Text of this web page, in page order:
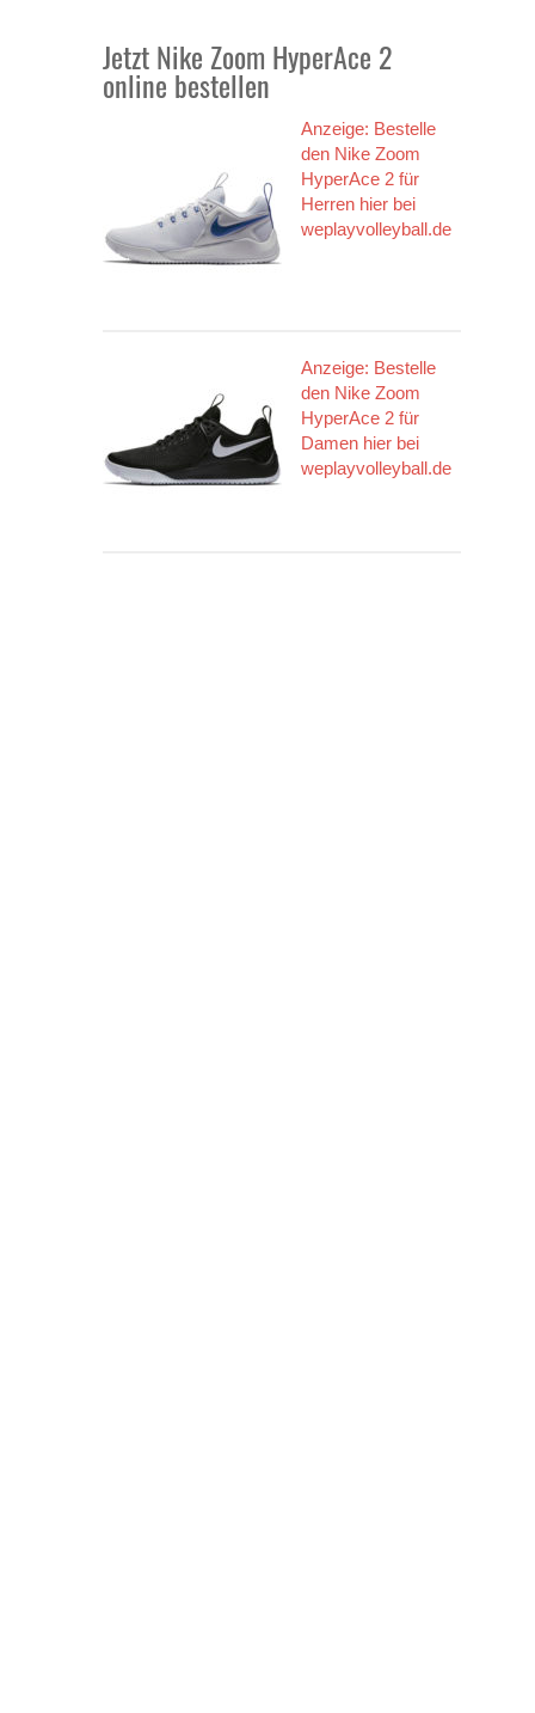
Jetzt Nike Zoom HyperAce 2
online bestellen
Anzeige: Bestelle
den Nike Zoom
HyperAce 2 für
Herren hier bei
weplayvolleyball.de
Anzeige: Bestelle
den Nike Zoom
HyperAce 2 für
Damen hier bei
weplayvolleyball.de